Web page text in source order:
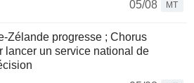
05/08 MT
Zélande progresse ; Chorus
lancer un service national de